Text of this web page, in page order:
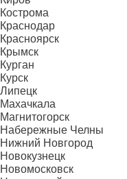
Кострома
Краснодар
Красноярск
Крымск
Курган
Курск
Липецк
Махачкала
Магнитогорск
Набережные Челны
Нижний Новгород
Новокузнецк
Новомосковск